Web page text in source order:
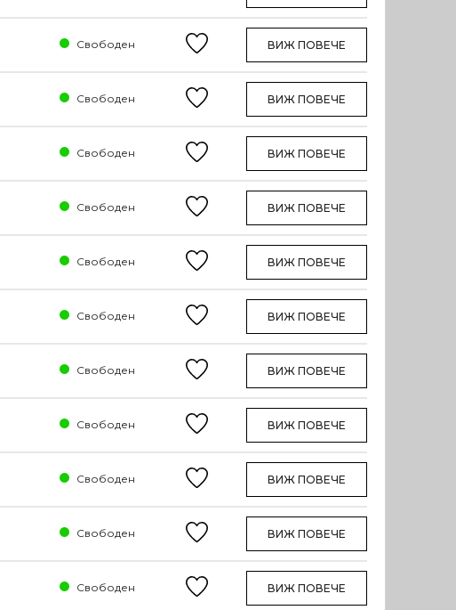
Свободен ВИЖ ПОВЕЧЕ
Свободен ВИЖ ПОВЕЧЕ
Свободен ВИЖ ПОВЕЧЕ
Свободен ВИЖ ПОВЕЧЕ
Свободен ВИЖ ПОВЕЧЕ
Свободен ВИЖ ПОВЕЧЕ
Свободен ВИЖ ПОВЕЧЕ
Свободен ВИЖ ПОВЕЧЕ
Свободен ВИЖ ПОВЕЧЕ
Свободен ВИЖ ПОВЕЧЕ
Свободен ВИЖ ПОВЕЧЕ